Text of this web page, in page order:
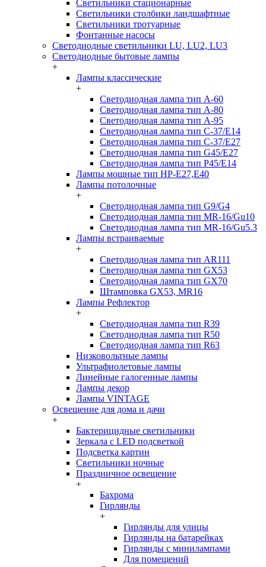
Светильники стационарные
Светильники столбики ландшафтные
Светильники тротуарные
Фонтанные насосы
Светодиодные светильники LU, LU2, LU3
Светодиодные бытовые лампы
+
Лампы классические
+
Светодиодная лампа тип A-60
Светодиодная лампа тип A-80
Светодиодная лампа тип A-95
Светодиодная лампа тип C-37/Е14
Светодиодная лампа тип C-37/Е27
Светодиодная лампа тип G45/E27
Светодиодная лампа тип P45/E14
Лампы мощные тип HP-E27,E40
Лампы потолочные
+
Светодиодная лампа тип G9/G4
Светодиодная лампа тип MR-16/Gu10
Светодиодная лампа тип MR-16/Gu5.3
Лампы встраиваемые
+
Светодиодная лампа тип AR111
Светодиодная лампа тип GX53
Светодиодная лампа тип GX70
Штамповка GX53, MR16
Лампы Рефлектор
+
Светодиодная лампа тип R39
Светодиодная лампа тип R50
Светодиодная лампа тип R63
Низковольтные лампы
Ультрафиолетовые лампы
Линейные галогенные лампы
Лампы декор
Лампы VINTAGE
Освещение для дома и дачи
+
Бактерицидные светильники
Зеркала с LED подсветкой
Подсветка картин
Светильники ночные
Праздничное освещение
+
Бахрома
Гирлянды
+
Гирлянды для улицы
Гирлянды на батарейках
Гирлянды с минилампами
Для помещений